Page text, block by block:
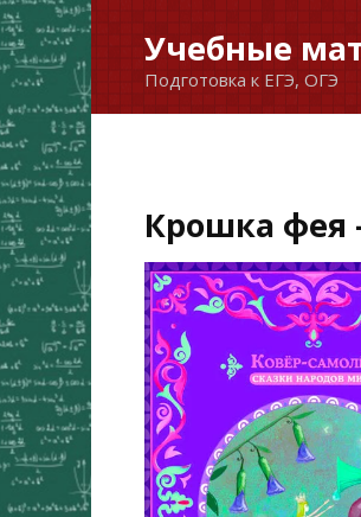
Перейти
к
содержанию
Учебные
Подготовка к ЕГЭ, ОГЭ
Крошка фея